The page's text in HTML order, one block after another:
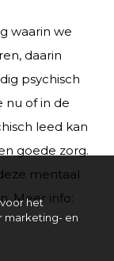
waarin we
daarin
psychisch
nu of in de
leed kan
goede zorg.
mentaal
Meer info:
het
marketing- en